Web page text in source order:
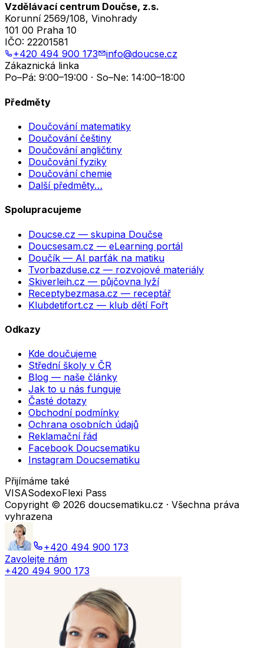
Vzdělávací centrum Doučse, z.s.
Korunní 2569/108, Vinohrady
101 00 Praha 10
IČO: 22201581
+420 494 900 173
info@doucse.cz
Zákaznická linka
Po–Pá: 9:00–19:00 · So–Ne: 14:00–18:00
Předměty
Doučování matematiky
Doučování češtiny
Doučování angličtiny
Doučování fyziky
Doučování chemie
Další předměty…
Spolupracujeme
Doucse.cz — skupina Doučse
Doucsesam.cz — eLearning portál
Doučík — AI parťák na matiku
Tvorbazduse.cz — rozvojové materiály
Skiverleih.cz — půjčovna lyží
Receptybezmasa.cz — receptář
Klubdetifort.cz — klub dětí Fořt
Odkazy
Kde doučujeme
Střední školy v ČR
Blog — naše články
Jak to u nás funguje
Časté dotazy
Obchodní podmínky
Ochrana osobních údajů
Reklamační řád
Facebook Doucsematiku
Instagram Doucsematiku
Přijímáme také
VISASodexoFlexi Pass
Copyright © 2026 doucsematiku.cz · Všechna práva
vyhrazena
+420 494 900 173
Zavolejte nám
+420 494 900 173